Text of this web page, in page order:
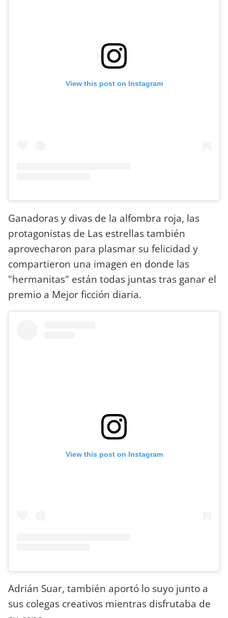
View this post on Instagram
Ganadoras y divas de la alfombra roja, las
protagonistas de Las estrellas también
aprovecharon para plasmar su felicidad y
compartieron una imagen en donde las
"hermanitas" están todas juntas tras ganar el
premio a Mejor ficción diaria.
View this post on Instagram
Adrián Suar, también aportó lo suyo junto a
sus colegas creativos mientras disfrutaba de